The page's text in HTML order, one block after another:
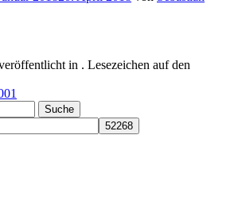
in . Lesezeichen auf den